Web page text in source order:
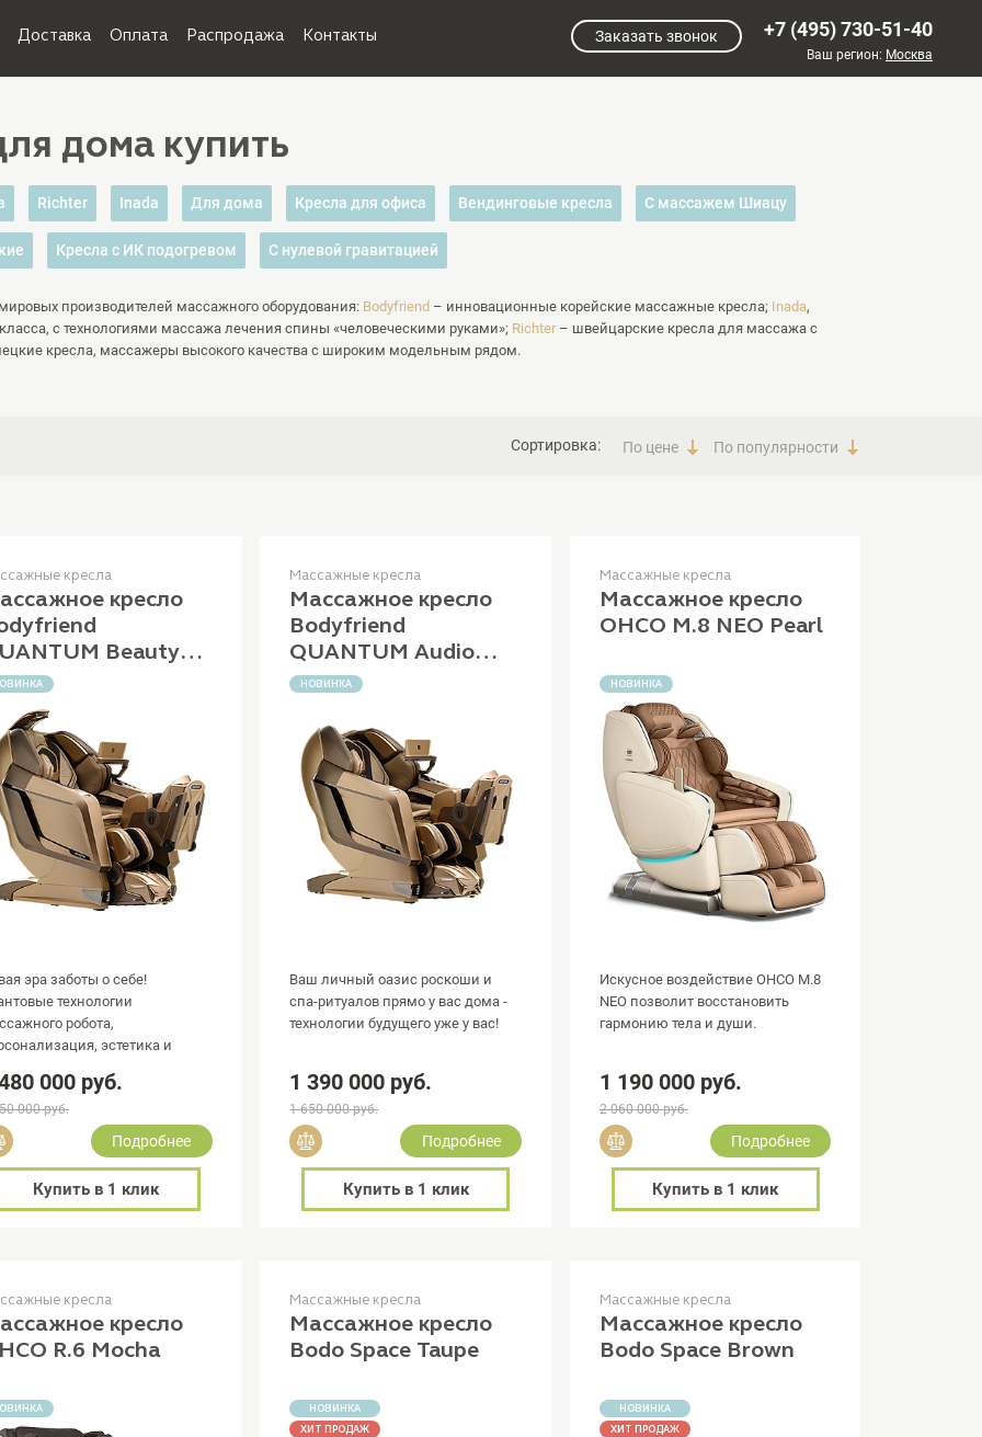
Доставка Оплата Распродажа Контакты +7 (495) 730-51-40
Ваш регион: Москва
Заказать звонок
дома купить
Richter Inada Для дома Кресла для офиса Вендинговые кресла С массажем Шиацу
Кресла с ИК подогревом С нулевой гравитацией
производителей массажного оборудования: Bodyfriend – инновационные корейские массажные кресла; Inada,
с технологиями массажа лечения спины «человеческими руками»; Richter– швейцарские кресла для массажа с
кресла, массажеры высокого качества с широким модельным рядом.
Сортировка: По цене По популярности
кресла
кресло
Beauty
эра заботы о себе!
технологии
робота,
эстетика и
000 руб.
000 руб.
Добавить в сравнение
Подробнее
Купить в 1 клик
Массажные кресла
Массажное кресло
Bodyfriend
QUANTUM Audio
Speakers by Bang &
НОВИНКА
Ваш личный оазис роскоши и
спа-ритуалов прямо у вас дома -
технологии будущего уже у вас!
1 390 000 руб.
1 650 000 руб.
Добавить в сравнение
Подробнее
Купить в 1 клик
Массажные кресла
Массажное кресло
OHCO M.8 NEO Pearl
НОВИНКА
Искусное воздействие OHCO M.8
NEO позволит восстановить
гармонию тела и души.
1 190 000 руб.
2 060 000 руб.
Добавить в сравнение
Подробнее
Купить в 1 клик
кресла
кресло
R.6 Mocha
Массажные кресла
Массажное кресло
Bodo Space Taupe
НОВИНКА
ХИТ ПРОДАЖ
Массажные кресла
Массажное кресло
Bodo Space Brown
НОВИНКА
ХИТ ПРОДАЖ